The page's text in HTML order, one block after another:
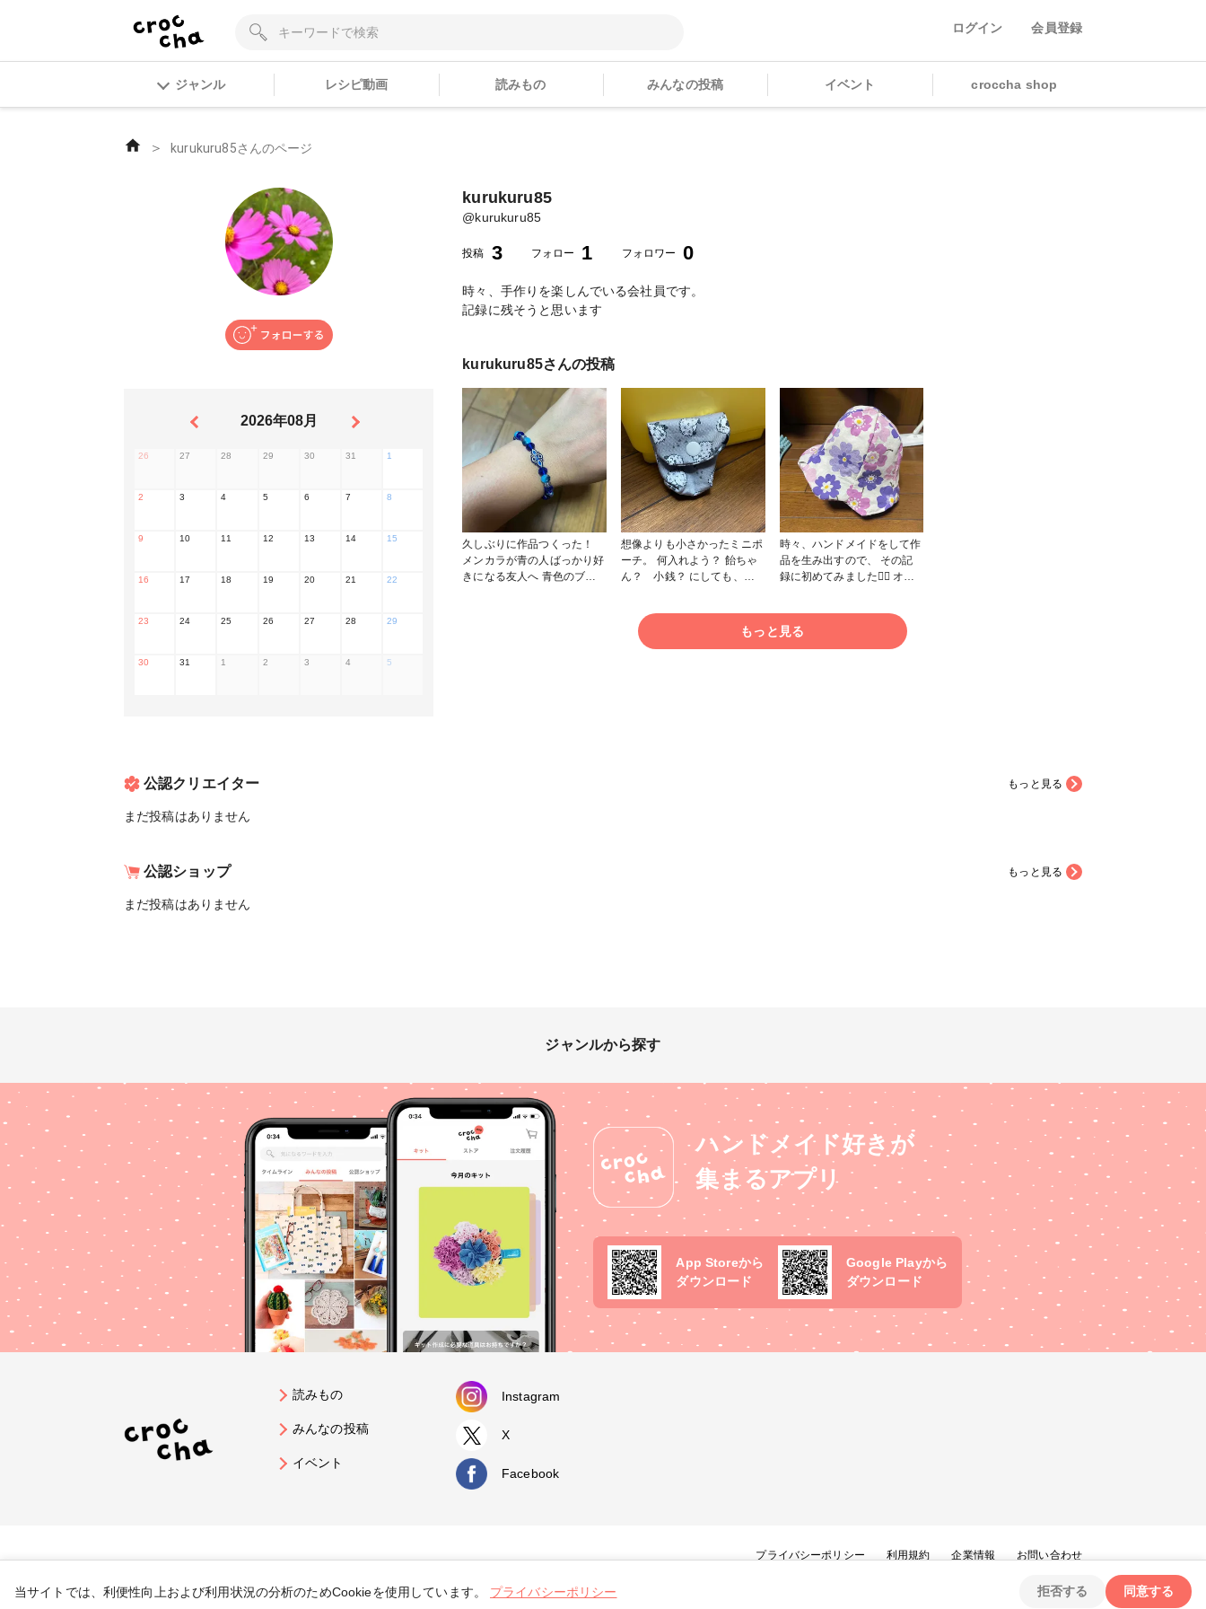
ログイン 会員登録
ジャンル レシピ動画 読みもの みんなの投稿 イベント croccha shop
＞ kurukuru85さんのページ
2026年08月
26 27 28 29 30 31 1
2 3 4 5 6 7 8
9 10 11 12 13 14 15
16 17 18 19 20 21 22
23 24 25 26 27 28 29
30 31 1 2 3 4 5
kurukuru85
@kurukuru85
投稿 3 フォロー 1 フォロワー 0
時々、手作りを楽しんでいる会社員です。
記録に残そうと思います
kurukuru85さんの投稿
久しぶりに作品つくった！
メンカラが青の人ばっかり好
きになる友人へ 青色のブレ
想像よりも小さかったミニポ
ーチ。 何入れよう？ 飴ちゃ
ん？ 小銭？ にしても、出
時々、ハンドメイドをして作
品を生み出すので、 その記
録に初めてみました🙆‍♀️ オカ
トを作成！（リバーシブル）
浅くて小さくなってしまった
もっと見る
公認クリエイター もっと見る
まだ投稿はありません
公認ショップ もっと見る
まだ投稿はありません
ジャンルから探す
ハンドメイド好きが
集まるアプリ
App Storeから
ダウンロード
Google Playから
ダウンロード
読みもの
みんなの投稿
イベント
Instagram
X
Facebook
プライバシーポリシー 利用規約 企業情報 お問い合わせ
tryangle Co., Ltd. All Rights Reserved.
当サイトでは、利便性向上および利用状況の分析のためCookieを使用しています。 プライバシーポリシー 拒否する 同意する